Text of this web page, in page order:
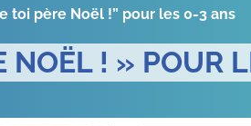
toi père Noël !” pour les 0-3 ans
NOËL ! » POUR